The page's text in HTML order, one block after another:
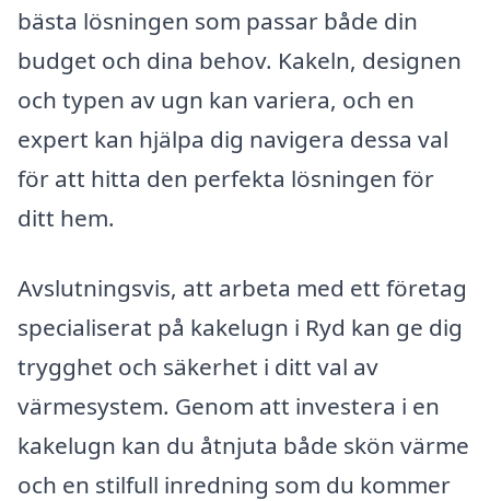
bästa lösningen som passar både din
budget och dina behov. Kakeln, designen
och typen av ugn kan variera, och en
expert kan hjälpa dig navigera dessa val
för att hitta den perfekta lösningen för
ditt hem.
Avslutningsvis, att arbeta med ett företag
specialiserat på kakelugn i Ryd kan ge dig
trygghet och säkerhet i ditt val av
värmesystem. Genom att investera i en
kakelugn kan du åtnjuta både skön värme
och en stilfull inredning som du kommer